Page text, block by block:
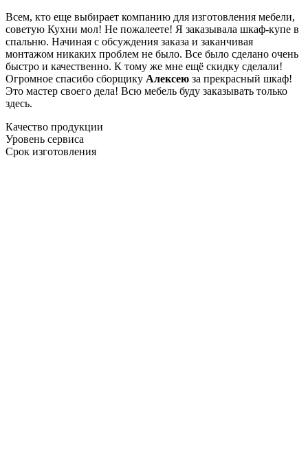
Всем, кто еще выбирает компанию для изготовления мебели,
советую Кухни мол! Не пожалеете! Я заказывала шкаф-купе в
спальню. Начиная с обсуждения заказа и заканчивая
монтажом никаких проблем не было. Все было сделано очень
быстро и качественно. К тому же мне ещё скидку сделали!
Огромное спасибо сборщику Алексею за прекрасный шкаф!
Это мастер своего дела! Всю мебель буду заказывать только
здесь.
Качество продукции
Уровень сервиса
Срок изготовления